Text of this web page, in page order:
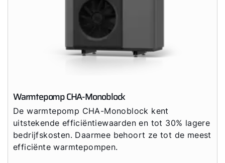
Warmtepomp CHA-Monoblock
De warmtepomp CHA-Monoblock kent
uitstekende efficiëntiewaarden en tot 30% lagere
bedrijfskosten. Daarmee behoort ze tot de meest
efficiënte warmtepompen.